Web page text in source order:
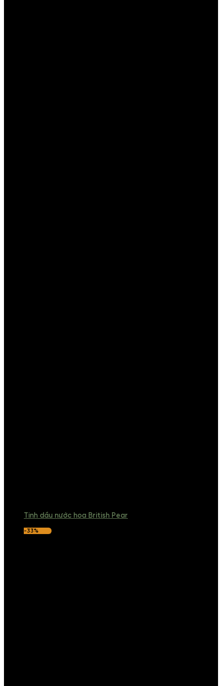
Tinh dầu nước hoa British Pear
-33%